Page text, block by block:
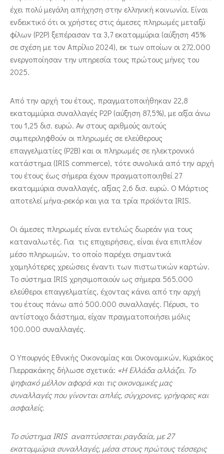
έχει πολύ μεγάλη απήχηση στην ελληνική κοινωνία. Είναι
ενδεικτικό ότι οι χρήστες στις άμεσες πληρωμές μεταξύ
φίλων (P2P) ξεπέρασαν τα 3,7 εκατομμύρια (αύξηση 45%
σε σχέση με τον Απρίλιο 2024), εκ των οποίων οι 272.000
ενεργοποίησαν την υπηρεσία τους πρώτους μήνες του
2025.
Από την αρχή του έτους, πραγματοποιήθηκαν 22,8
εκατομμύρια συναλλαγές P2P (αύξηση 87,5%), με αξία άνω
του 1,25 δισ. ευρώ. Αν στους αριθμούς αυτούς
συμπεριληφθούν οι πληρωμές σε ελεύθερους
επαγγελματίες (P2B) και οι πληρωμές σε ηλεκτρονικό
κατάστημα (IRIS commerce), τότε συνολικά από την αρχή
του έτους έως σήμερα έχουν πραγματοποιηθεί 27
εκατομμύρια συναλλαγές, αξίας 2,6 δισ. ευρώ. Ο Μάρτιος
αποτελεί μήνα-ρεκόρ και για τα τρία προϊόντα IRIS.
Οι άμεσες πληρωμές είναι εντελώς δωρεάν για τους
καταναλωτές. Για τις επιχειρήσεις, είναι ένα επιπλέον
μέσο πληρωμών, το οποίο παρέχει σημαντικά
χαμηλότερες χρεώσεις έναντι των πιστωτικών καρτών.
Το σύστημα IRIS χρησιμοποιούν ως σήμερα 565.000
ελεύθεροι επαγγελματίες, έχοντας κάνει από την αρχή
του έτους πάνω από 500.000 συναλλαγές. Πέρυσι, το
αντίστοιχο διάστημα, είχαν πραγματοποιήσει μόλις
100.000 συναλλαγές.
Ο Υπουργός Εθνικής Οικονομίας και Οικονομικών, Κυριάκος
Πιερρακάκης δήλωσε σχετικά: «Η Ελλάδα αλλάζει. Το
ψηφιακό μέλλον αφορά και τις οικονομικές μας
συναλλαγές που γίνονται απλές, σύγχρονες, γρήγορες και
ασφαλείς.
Το σύστημα IRISαναπτύσσεται ραγδαία, με 27
εκατομμύρια συναλλαγές, μέσα στους πρώτους τέσσερις